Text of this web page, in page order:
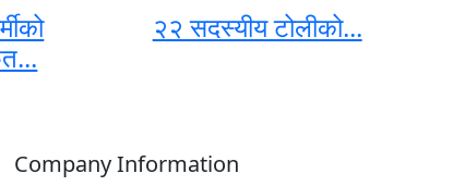
२२ सदस्यीय टोलीको...
Company Information